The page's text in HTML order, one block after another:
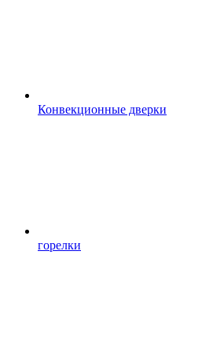
Конвекционные дверки
горелки